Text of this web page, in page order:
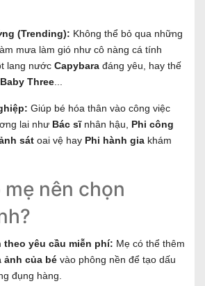
(Trending): Không thể bỏ qua những
mưa làm gió như cô nàng cá tính
lang nước Capybara đáng yêu, hay thế
Baby Three
Giúp bé hóa thân vào công việc
lai như Bác sĩnhân hậu, Phi công
sát oai vệ hay Phi hành gia khám
mẹ nên chọn
theo yêu cầu miễn phí: Mẹ có thể thêm
ảnh của bé vào phông nền để tạo dấu
đụng hàng.